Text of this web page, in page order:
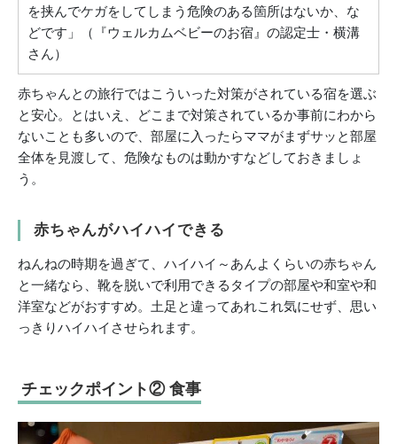
を挟んでケガをしてしまう危険のある箇所はないか、な
どです」（『ウェルカムベビーのお宿』の認定士・横溝
さん）
赤ちゃんとの旅行ではこういった対策がされている宿を選ぶ
と安心。とはいえ、どこまで対策されているか事前にわから
ないことも多いので、部屋に入ったらママがまずサッと部屋
全体を見渡して、危険なものは動かすなどしておきましょ
う。
赤ちゃんがハイハイできる
ねんねの時期を過ぎて、ハイハイ～あんよくらいの赤ちゃん
と一緒なら、靴を脱いで利用できるタイプの部屋や和室や和
洋室などがおすすめ。土足と違ってあれこれ気にせず、思い
っきりハイハイさせられます。
チェックポイント② 食事